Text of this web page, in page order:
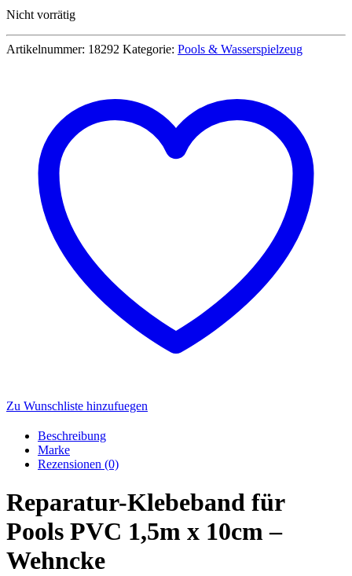
war:
Nicht vorrätig
Artikelnummer: 18292 Kategorie: Pools & Wasserspielzeug
Zu Wunschliste hinzufuegen
Beschreibung
Marke
Rezensionen (0)
Reparatur-Klebeband für
Pools PVC 1,5m x 10cm –
Wehncke